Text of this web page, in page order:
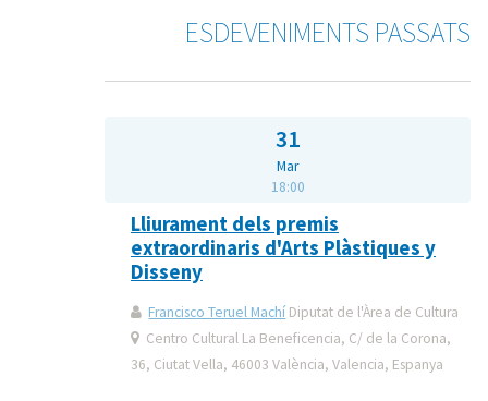
ESDEVENIMENTS PASSATS
31
Mar
18:00
Lliurament dels premis
extraordinaris d'Arts Plàstiques y
Disseny
Francisco Teruel Machí Diputat de l'Àrea de Cultura
Centro Cultural La Beneficencia, C/ de la Corona,
36, Ciutat Vella, 46003 València, Valencia, Espanya